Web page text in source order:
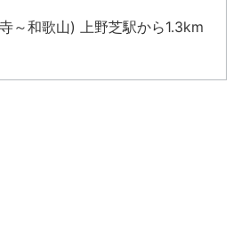
～和歌山) 上野芝駅から1.3km